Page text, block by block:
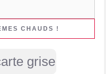
CHAUDS !
grise